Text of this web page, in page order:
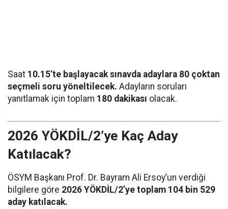
Saat 10.15’te başlayacak sınavda adaylara 80 çoktan
seçmeli soru yöneltilecek. Adayların soruları
yanıtlamak için toplam 180 dakikası olacak.
2026 YÖKDİL/2’ye Kaç Aday
Katılacak?
ÖSYM Başkanı Prof. Dr. Bayram Ali Ersoy’un verdiği
bilgilere göre 2026 YÖKDİL/2’ye toplam 104 bin 529
aday katılacak.